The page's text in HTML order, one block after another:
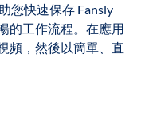
您快速保存 Fansly
的工作流程。在應用
頻，然後以簡單、直